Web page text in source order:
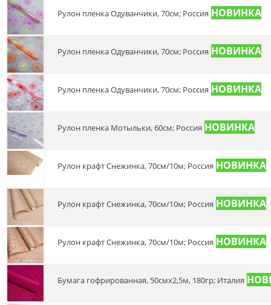
Рулон пленка Одуванчики, 70см; Россия
Рулон пленка Одуванчики, 70см; Россия
Рулон пленка Одуванчики, 70см; Россия
Рулон пленка Мотыльки, 60см; Россия
Рулон крафт Снежинка, 70см/10м; Россия
Рулон крафт Снежинка, 70см/10м; Россия
Рулон крафт Снежинка, 70см/10м; Россия
Бумага гофрированная, 50смх2,5м, 180гр; Италия